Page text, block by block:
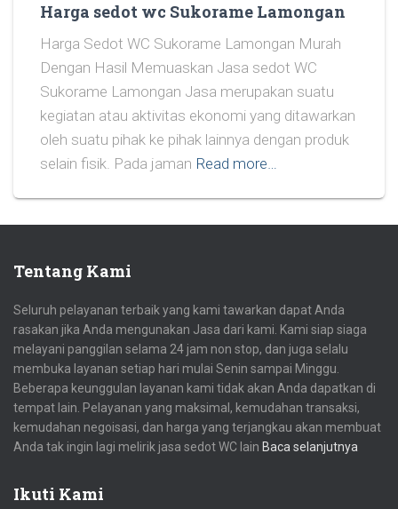
Harga sedot wc Sukorame Lamongan
Harga Sedot WC Sukorame Lamongan Murah
Dengan Hasil Memuaskan Jasa sedot WC
Sukorame Lamongan Jasa merupakan suatu
kegiatan atau aktivitas ekonomi yang ditawarkan
oleh suatu pihak ke pihak lainnya dengan produk
selain fisik. Pada jaman Read more…
Tentang Kami
Seluruh pelayanan terbaik yang kami tawarkan dapat Anda
rasakan jika Anda mengunakan Jasa dari kami. Kami siap siaga
melayani panggilan selama 24 jam non stop, dan juga selalu
membuka layanan setiap hari mulai Senin sampai Minggu.
Beberapa keunggulan layanan kami tidak akan Anda dapatkan di
tempat lain. Pelayanan yang maksimal, kemudahan transaksi,
kemudahan negoisasi, dan harga yang terjangkau akan membuat
Anda tak ingin lagi melirik jasa sedot WC lain Baca selanjutnya
Ikuti Kami